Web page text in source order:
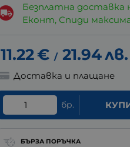
Безплатна доставка
Еконт, Спиди
11.22€ / 21.94лв.
Доставка и плащане
бр.
БЪРЗА ПОРЪЧКА